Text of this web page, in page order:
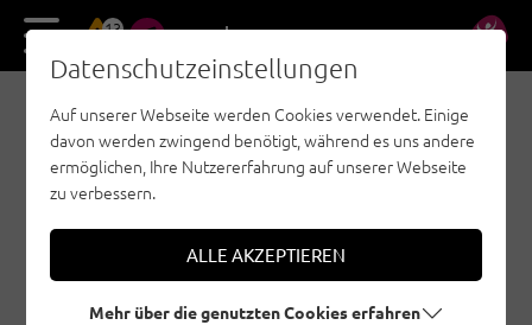
13 DE EN
CLIMB & SWIM VOL. 1:
KLETTERN UND
SCHWIMMEN IN TIROL
28.06.2022 Erstellt vonSimon Schöpf
Sportklettern, Tannheimer Tal, Steinberge, Tiroler Zugspitz Arena,
Datenschutzeinstellungen
Auf unserer Webseite werden Cookies verwendet. Einige
davon werden zwingend benötigt, während es uns andere
ermöglichen, Ihre Nutzererfahrung auf unserer Webseite
zu verbessern.
ALLE AKZEPTIEREN
Mehr über die genutzten Cookies erfahren